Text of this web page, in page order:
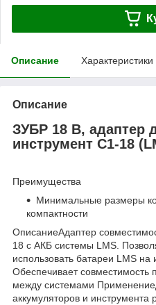
Описание Характеристики
Описание
ЗУБР 18 В, адаптер
инструмент С1-18
Преимущества
Минимальные размеры
компактности
ОписаниеАдаптер
18 c АКБ системы LMS.
использовать батареи LMS
Обеспечивает совместимость
между системами
аккумуляторов и инструмента